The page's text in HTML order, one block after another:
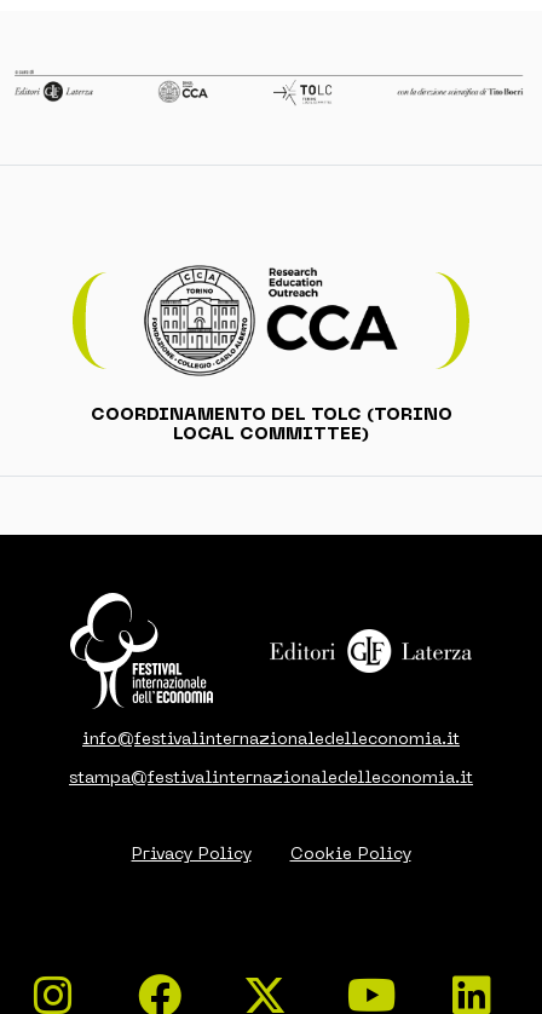
COORDINAMENTO DEL TOLC (TORINO
LOCAL COMMITTEE)
info@festivalinternazionaledelleconomia.it
stampa@festivalinternazionaledelleconomia.it
Privacy Policy Cookie Policy